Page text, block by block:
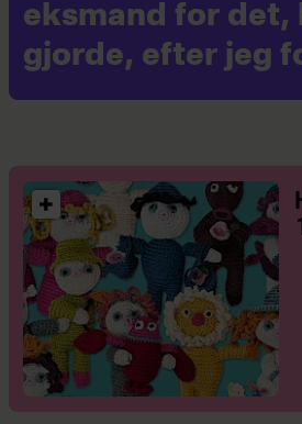
eksmand for det,
gjorde, efter jeg